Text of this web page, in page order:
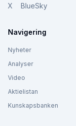
X BlueSky
Navigering
Nyheter
Analyser
Video
Aktielistan
Kunskapsbanken